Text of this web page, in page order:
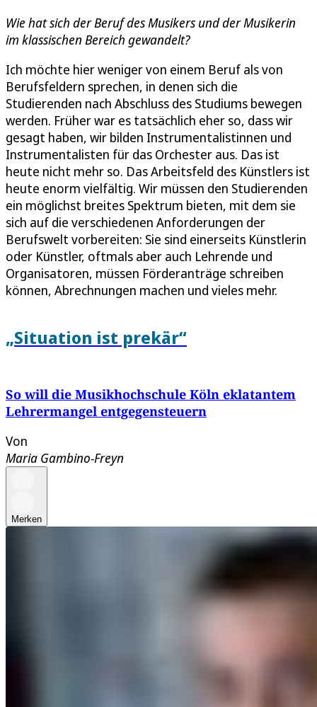
Wie hat sich der Beruf des Musikers und der Musikerin
im klassischen Bereich gewandelt?
Ich möchte hier weniger von einem Beruf als von
Berufsfeldern sprechen, in denen sich die
Studierenden nach Abschluss des Studiums bewegen
werden. Früher war es tatsächlich eher so, dass wir
gesagt haben, wir bilden Instrumentalistinnen und
Instrumentalisten für das Orchester aus. Das ist
heute nicht mehr so. Das Arbeitsfeld des Künstlers ist
heute enorm vielfältig. Wir müssen den Studierenden
ein möglichst breites Spektrum bieten, mit dem sie
sich auf die verschiedenen Anforderungen der
Berufswelt vorbereiten: Sie sind einerseits Künstlerin
oder Künstler, oftmals aber auch Lehrende und
Organisatoren, müssen Förderanträge schreiben
können, Abrechnungen machen und vieles mehr.
„Situation ist prekär“
So will die Musikhochschule Köln eklatantem
Lehrermangel entgegensteuern
Von
Maria Gambino-Freyn
Merken